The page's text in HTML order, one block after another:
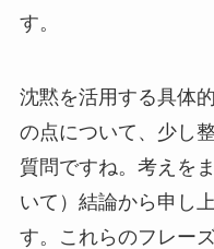
す。
沈黙を活用する具体
の点について、少し
質問ですね。考えを
いて）結論から申し
す。これらのフレー